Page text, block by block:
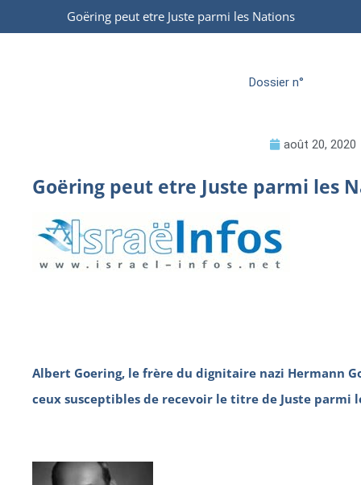
Goëring peut etre Juste parmi les Nations
Dossier n°
août 20, 2020
Goëring peut etre Juste parmi les
Albert Goering, le frère du dignitaire nazi Hermann
ceux susceptibles de recevoir le titre de Juste parmi